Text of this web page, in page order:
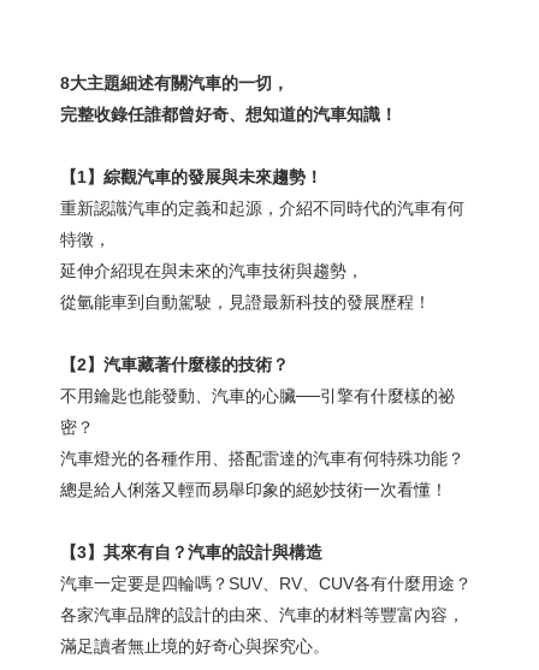
8大主題細述有關汽車的一切，
完整收錄任誰都曾好奇、想知道的汽車知識！
【1】綜觀汽車的發展與未來趨勢！
重新認識汽車的定義和起源，介紹不同時代的汽車有何
特徵，
延伸介紹現在與未來的汽車技術與趨勢，
從氫能車到自動駕駛，見證最新科技的發展歷程！
【2】汽車藏著什麼樣的技術？
不用鑰匙也能發動、汽車的心臟──引擎有什麼樣的祕
密？
汽車燈光的各種作用、搭配雷達的汽車有何特殊功能？
總是給人俐落又輕而易舉印象的絕妙技術一次看懂！
【3】其來有自？汽車的設計與構造
汽車一定要是四輪嗎？SUV、RV、CUV各有什麼用途？
各家汽車品牌的設計的由來、汽車的材料等豐富內容，
滿足讀者無止境的好奇心與探究心。